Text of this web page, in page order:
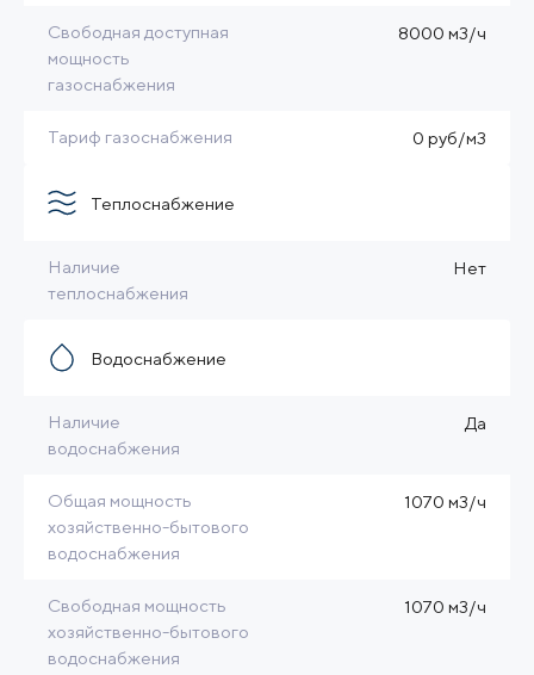
Свободная доступная
мощность
газоснабжения
8000 м3/ч
Тариф газоснабжения 0 руб/м3
Теплоснабжение
Наличие
теплоснабжения
Нет
Водоснабжение
Наличие
водоснабжения
Да
Общая мощность
хозяйственно-бытового
водоснабжения
1070 м3/ч
Свободная мощность
хозяйственно-бытового
водоснабжения
1070 м3/ч